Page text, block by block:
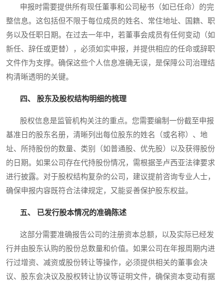
申报时需要提供所有现任董事和公司秘书（如已任命）的完
整信息。这包括但不限于每位成员的姓名、常住地址、国籍、职
务以及任职日期。在过去一年中，若董事会成员有任何变动（如
新任、辞任或更替），必须如实申报，并提供相应的任命或辞职
文件作为支撑。确保这些个人信息准确无误，是保障公司治理结
构清晰透明的关键。
四、 股东及股权结构明细的梳理
股权信息是监管机构关注的重点。您需要编制一份截至申报
基准日的股东名册，清晰列出每位股东的姓名（或名称）、地
址、所持股份的数量、类别（如普通股、优先股）以及获得股份
的日期。如果公司存在代持股份情况，需根据圣卢西亚法律要求
进行披露。对于股权结构复杂的公司，建议提前咨询专业人士，
确保申报内容既符合法律规定，又能妥善保护股东权益。
五、 已发行股本情况的准确陈述
这部分需要准确报告公司的注册资本总额，以及实际已经发
行并由股东认购的股份总数量和价值。如果公司在年报周期内进
行过增资、减资或股份转让等操作，必须提供相关的董事会决
议、股东会决议及股权转让协议等证明文件，确保资本变动有据